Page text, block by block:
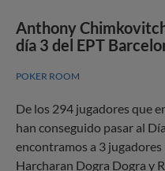
Anthony
día 3 del EPT
POKER ROOM
De los 294 jugadores que
han conseguido pasar al
encontramos a 3
Harcharan Dogra Dogra y